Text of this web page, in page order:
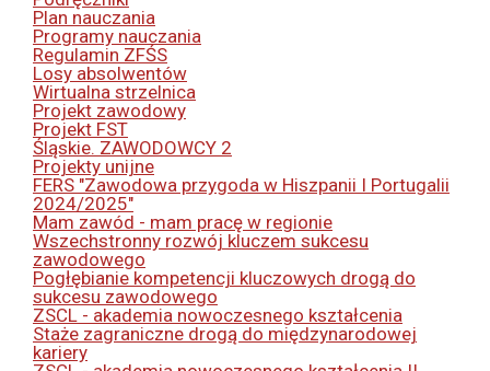
Plan nauczania
Programy nauczania
Regulamin ZFŚS
Losy absolwentów
Wirtualna strzelnica
Projekt zawodowy
Projekt FST
Śląskie. ZAWODOWCY 2
Projekty unijne
FERS "Zawodowa przygoda w Hiszpanii I Portugalii
2024/2025"
Mam zawód - mam pracę w regionie
Wszechstronny rozwój kluczem sukcesu
zawodowego
Pogłębianie kompetencji kluczowych drogą do
sukcesu zawodowego
ZSCL - akademia nowoczesnego kształcenia
Staże zagraniczne drogą do międzynarodowej
kariery